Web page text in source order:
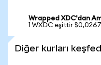
Wrapped XDC'dan
1 WXDC eşittir $0,0267
Diğer kurları